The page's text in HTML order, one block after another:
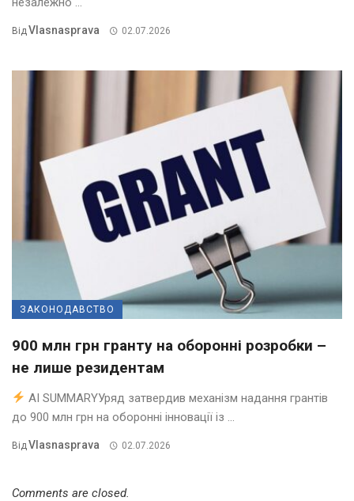
ВідVlasnasprava 02.07.2026
ЗАКОНОДАВСТВО
900 млн грн гранту на оборонні розробки –
не лише резидентам
AI SUMMARYУряд затвердив механізм надання грантів
до 900 млн грн на оборонні інновації із ...
Від Vlasnasprava 02.07.2026
Comments are closed.